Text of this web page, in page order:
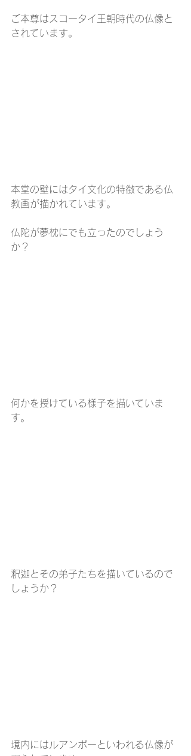
ご本尊はスコータイ王朝時代の仏像と
されています。
本堂の壁にはタイ文化の特徴である仏
教画が描かれています。
仏陀が夢枕にでも立ったのでしょう
か？
何かを授けている様子を描いていま
す。
釈迦とその弟子たちを描いているので
しょうか？
境内にはルアンポーといわれる仏像が